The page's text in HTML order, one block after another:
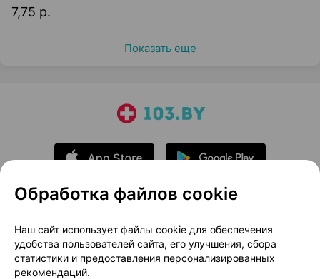
7,75 р.
Показать еще
О проекте
Новости проекта
Размещение рекламы
Медицинский маркетинг
Публичный договор
Доставка
Обработка файлов cookie
Наш сайт использует файлы cookie для обеспечения
удобства пользователей сайта, его улучшения, сбора
статистики и предоставления персонализированных
рекомендаций.